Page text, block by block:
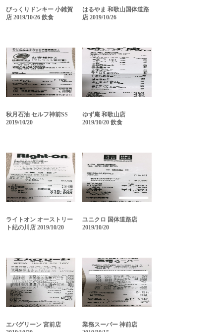
びっくりドンキー 小雑賀
店 2019/10/26 飲食
はるやま 和歌山国体道路
店 2019/10/26
秋月石油 セルフ神前SS
2019/10/20
ゆず庵 和歌山店
2019/10/20 飲食
ライトオン オーストリー
ト紀の川店 2019/10/20
ユニクロ 国体道路店
2019/10/20
エバグリーン 宮前店
業務スーパー 神前店